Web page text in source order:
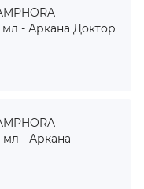
мл - Аркана Доктор
мл - Аркана